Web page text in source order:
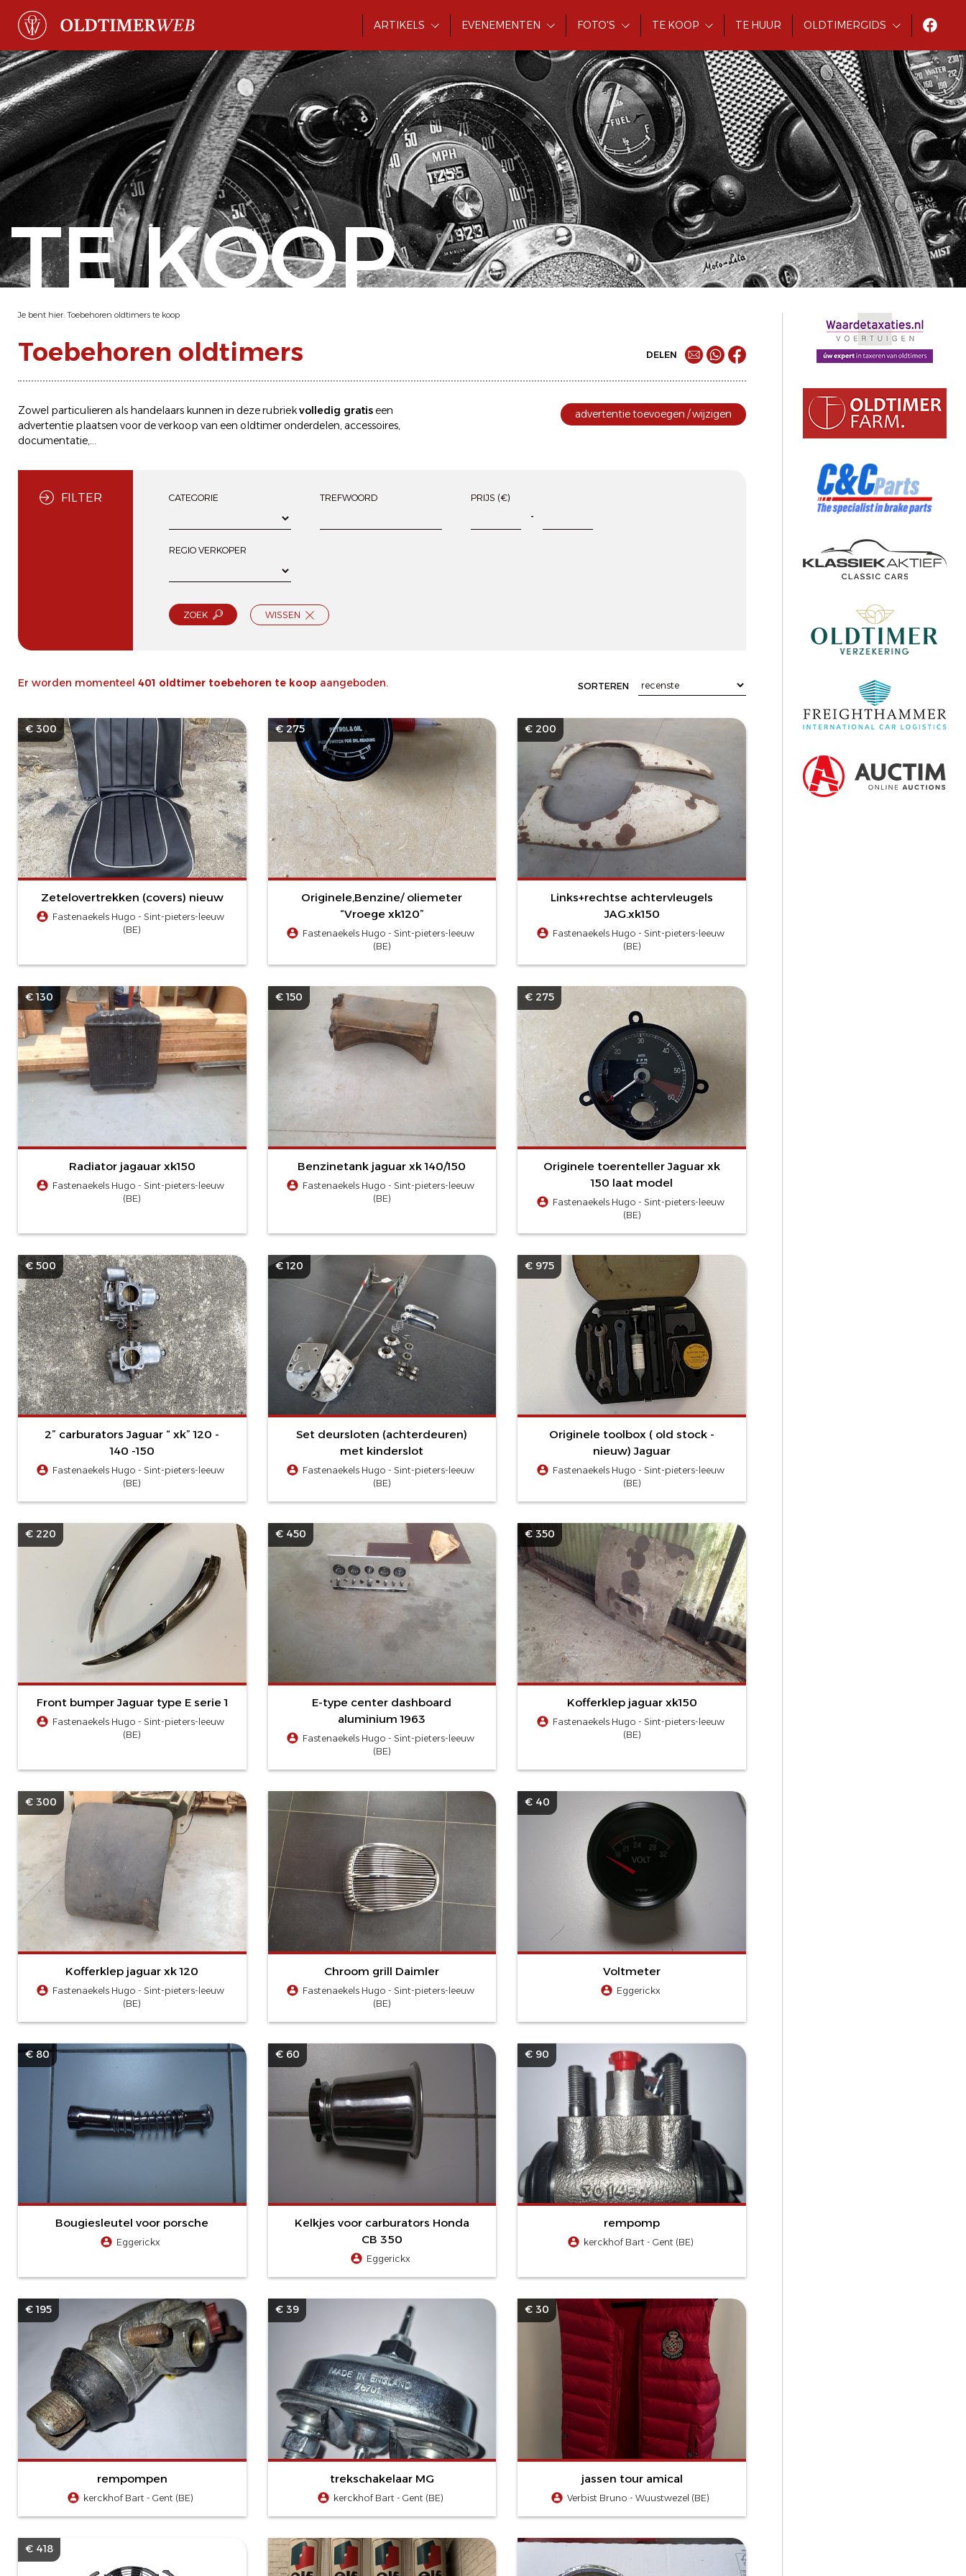
ARTIKELS EVENEMENTEN FOTO'S TE KOOP TE HUUR OLDTIMERGIDS
TE KOOP
Je bent hier: Toebehoren oldtimers te koop
Toebehoren oldtimers DELEN
Zowel particulieren als handelaars kunnen in deze rubriekvolledig gratis een
advertentie plaatsen voor deverkoop van een oldtimer onderdelen, accessoires,
documentatie,...
advertentie toevoegen / wijzigen
FILTER CATEGORIE TREFWOORD PRIJS (€)
-
REGIO VERKOPER
ZOEK WISSEN
Er worden momenteel 401 oldtimer toebehoren te koop aangeboden. SORTEREN
€ 300
Zetelovertrekken (covers) nieuw
Fastenaekels Hugo - Sint-pieters-leeuw
(BE)
€ 275
Originele,Benzine/ oliemeter
“Vroege xk120”
Fastenaekels Hugo - Sint-pieters-leeuw
(BE)
€ 200
Links+rechtse achtervleugels
JAG.xk150
Fastenaekels Hugo - Sint-pieters-leeuw
(BE)
€ 130
Radiator jagauar xk150
Fastenaekels Hugo - Sint-pieters-leeuw
(BE)
€ 150
Benzinetank jaguar xk 140/150
Fastenaekels Hugo - Sint-pieters-leeuw
(BE)
€ 275
Originele toerenteller Jaguar xk
150 laat model
Fastenaekels Hugo - Sint-pieters-leeuw
(BE)
€ 500
2” carburators Jaguar “ xk” 120 -
140 -150
Fastenaekels Hugo - Sint-pieters-leeuw
(BE)
€ 120
Set deursloten (achterdeuren)
met kinderslot
Fastenaekels Hugo - Sint-pieters-leeuw
(BE)
€ 975
Originele toolbox ( old stock -
nieuw) Jaguar
Fastenaekels Hugo - Sint-pieters-leeuw
(BE)
€ 220
Front bumper Jaguar type E serie 1
Fastenaekels Hugo - Sint-pieters-leeuw
(BE)
€ 450
E-type center dashboard
aluminium 1963
Fastenaekels Hugo - Sint-pieters-leeuw
(BE)
€ 350
Kofferklep jaguar xk150
Fastenaekels Hugo - Sint-pieters-leeuw
(BE)
€ 300
Kofferklep jaguar xk 120
Fastenaekels Hugo - Sint-pieters-leeuw
(BE)
Chroom grill Daimler
Fastenaekels Hugo - Sint-pieters-leeuw
(BE)
€ 40
Voltmeter
Eggerickx
€ 80
Bougiesleutel voor porsche
Eggerickx
€ 60
Kelkjes voor carburators Honda
CB 350
Eggerickx
€ 90
rempomp
kerckhof Bart - Gent (BE)
€ 195
rempompen
kerckhof Bart - Gent (BE)
€ 39
trekschakelaar MG
kerckhof Bart - Gent (BE)
€ 30
jassen tour amical
Verbist Bruno - Wuustwezel (BE)
€ 418